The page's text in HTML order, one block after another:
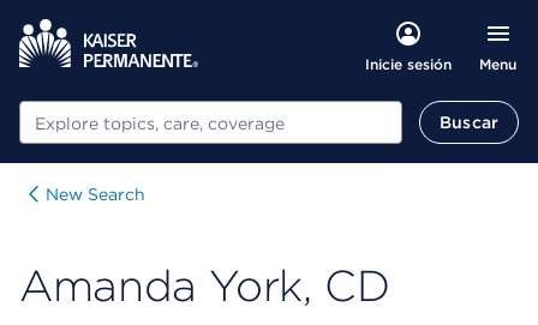
Inicie sesión Menu
Buscar Buscar
New Search
Amanda York, CD